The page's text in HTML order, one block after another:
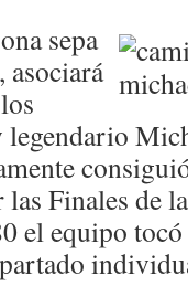
sepa
asociará
Finales de
el equipo